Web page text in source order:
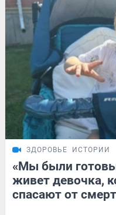
ЗДОРОВЬЕ ИСТОРИИ
«Мы были
живет девочка,
спасают от